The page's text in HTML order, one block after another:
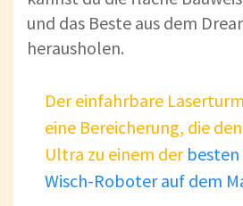
und das Beste aus dem
herausholen.
Der einfahrbare
eine Bereicherung, die
Ultra zu einem der
Wisch-Roboter auf dem